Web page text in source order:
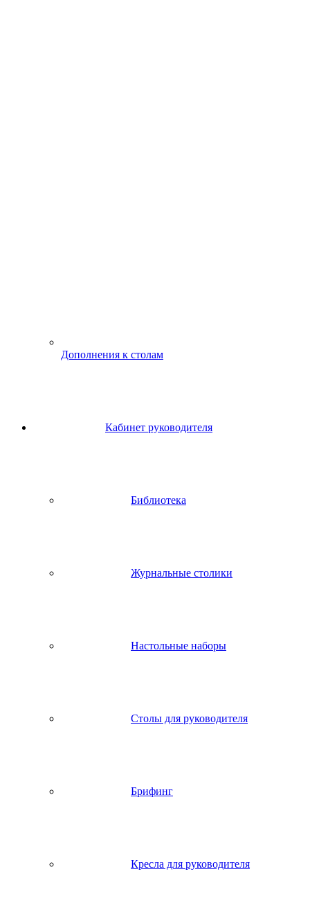
Дополнения к столам
Кабинет руководителя
Библиотека
Журнальные столики
Настольные наборы
Столы для руководителя
Брифинг
Кресла для руководителя